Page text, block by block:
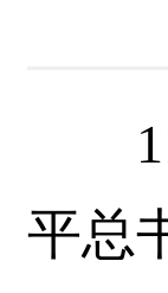
11
平总